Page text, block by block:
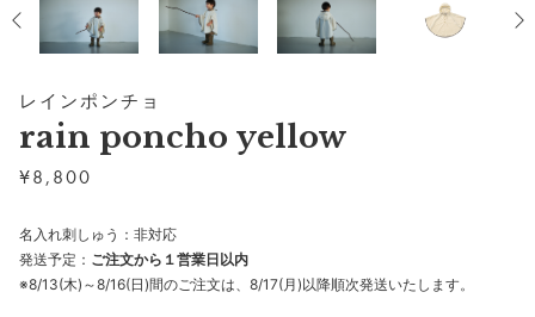
レインポンチョ
rain poncho yellow
¥8,800
名入れ刺しゅう：非対応
発送予定： ご注文から１営業日以内
※8/13(木)～8/16(日)間のご注文は、8/17(月)以降順次発送いたします。